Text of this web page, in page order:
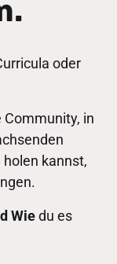
oder
in
kannst,
Wie du es